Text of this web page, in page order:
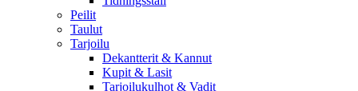
Peilit
Taulut
Tarjoilu
Dekantterit & Kannut
Kupit & Lasit
Tarjoilukulhot & Vadit